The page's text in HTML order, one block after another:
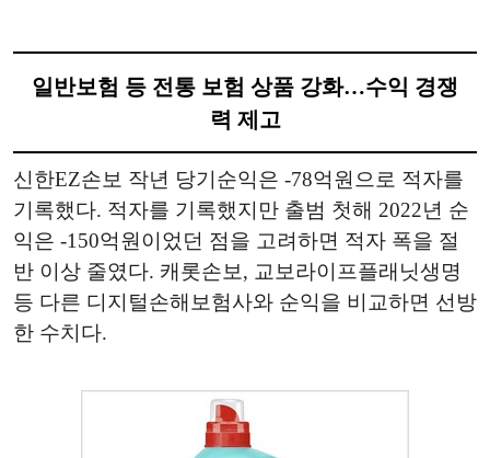
일반보험 등 전통 보험 상품 강화…수익 경쟁
력 제고
신한EZ손보 작년 당기순익은 -78억원으로 적자를
기록했다. 적자를 기록했지만 출범 첫해 2022년 순
익은 -150억원이었던 점을 고려하면 적자 폭을 절
반 이상 줄였다. 캐롯손보, 교보라이프플래닛생명
등 다른 디지털손해보험사와 순익을 비교하면 선방
한 수치다.